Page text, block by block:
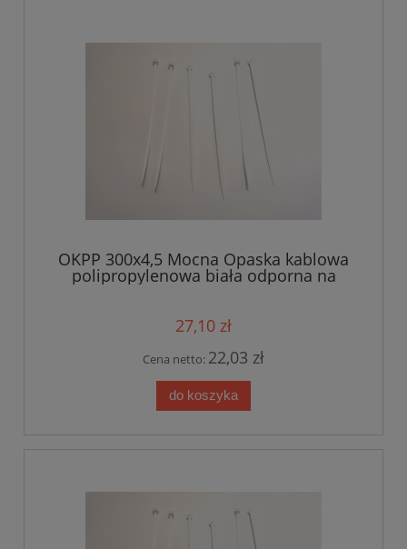
OKPP 300x4,5 Mocna Opaska kablowa
polipropylenowa biała odporna na
działanie subst. chemicznych 300x4,5
27,10 zł
Cena netto: 22,03 zł
do koszyka